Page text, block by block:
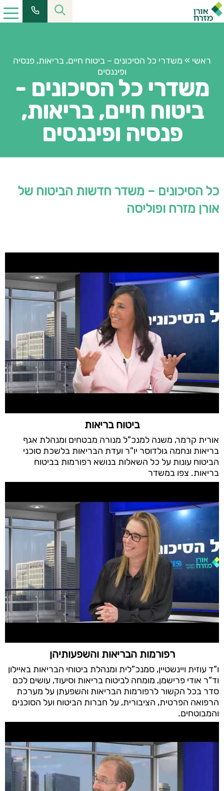
ראשי » משדרי כל הסיכונים – ביטוח חיים, בריאות, פנסיה
ופיננסים
משדרי כל הסיכונים -
ביטוח חיים, בריאות,
פנסיה ופיננסים
כל הסיכונים – משדר חדשות הביטוח של
אורן מזרח ופוליסה
ביטוח בריאות
אורית קרמר, משנה למנכ”ל מנורה מבטחים ומנהלת אגף
בריאות ונחמה גולדוסר יו”ר ועדת הבריאות בלשכת סוכני
הביטוח עונות על כל השאלות בנושא רפורמות בביטוח
בריאות. צפו במשדר
רפורמות הבריאות והשפעותיהן
ו”ד עוזית ויינשטיין, סמנכ”לית ומנהלת ביטוחי הבריאות באיילון
וד”ר אודי פרישמן, מומחה לביטוח בריאות וסיעוד, עושים לכם
סדר בכל הקשור לרפורמות הבריאות והשפעתן על מערכת
הרפואה הפרטית, הציבורית, על חברות הביטוח ועל הסוכנים
והמבוטחים.